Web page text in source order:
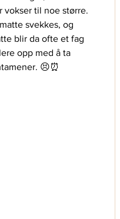
vokser til noe større.
svekkes, og
blir da ofte et fag
opp med å ta
😣⏰